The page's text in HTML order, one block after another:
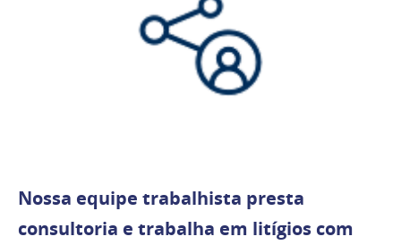
Nossa equipe trabalhista presta
consultoria e trabalha em litígios com